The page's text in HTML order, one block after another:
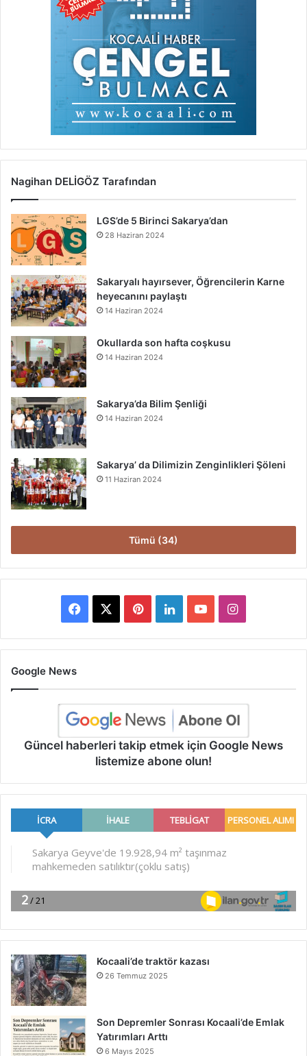
Nagihan DELİGÖZ Tarafından
LGS’de 5 Birinci Sakarya’dan
28 Haziran 2024
Sakaryalı hayırsever, Öğrencilerin Karne
heyecanını paylaştı
14 Haziran 2024
Okullarda son hafta coşkusu
14 Haziran 2024
Sakarya’da Bilim Şenliği
14 Haziran 2024
Sakarya’ da Dilimizin Zenginlikleri Şöleni
11 Haziran 2024
Tümü (34)
Facebook PinterestLinkedInYouTubeInstagram
Google News
Güncel haberleri takip etmek için Google News
listemize abone olun!
Kocaali’de traktör kazası
26 Temmuz 2025
Son Depremler Sonrası Kocaali’de Emlak
Yatırımları Arttı
6 Mayıs 2025